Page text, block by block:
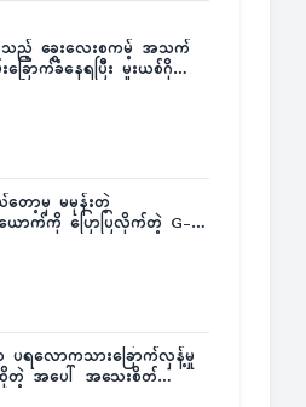
သည့် ခွေးလေးစကမ့် အသက်
ခြောက်ခံနေရပြီး မူးယစ်ဂိုဏ်း
ော့မှ မမုန်းတဲ့
ောက်ကို ပြောပြလိုက်တဲ့ G-
ပရလောကသားခြောက်လှန့်မှု
အပေါ် အသေးစိတ်